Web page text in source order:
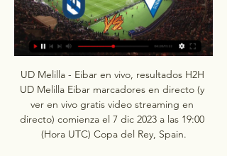
UD Melilla - Eibar en vivo, resultados H2H UD Melilla Eibar marcadores en directo (y ver en vivo gratis video streaming en directo) comienza el 7 dic 2023 a las 19:00 (Hora UTC) Copa del Rey, Spain.

El equipo dirigido por Juan Sabas cayó en la previa interterritorial en la edición más reciente del torneo. Por su parte, los Armeros dejaron en el camino por 4-0 a Lorca Deportiva en su debut en la copa, con un doblete de Ager Aketxe, además de las anotaciones de Ángel Troncho y Konrad de la Fuente. El cuadro a cargo de Joseba Etxeberria alcanzó la segunda eliminatoria del certamen la temporada pasada. Copa del Rey 2023-2024: cuándo empieza, formato a partido único, qué equipos juegan, sorteos, eliminatorias, partidos, calendario, fechas y final¿Hora, día, fecha cuándo y dónde es el Melilla vs. Eibar de Copa del Rey 2023-2024? Dónde ver en directo online el Melilla vs. 

resultados y partidos, UD Melilla - SD Eibar en directo La página de Eibar en Flashscore.co ofrece resultados de Eibar, lista de partidos, clasificaciones y detalles de los partidos.

Melilla - SD Eibar en directo - Copa del Rey 15 nov 2023 — Eurosport es tu fuente para las últimas actualizaciones de partidos de Copa del Rey. Ponte al día sobre el Melilla - SD Eibar completo con ...

Melilla vs Eibar en vivo online, en directo y predicciones y Melilla vs Eibar en vivo online, en directo y predicciones y Head to Head · Cómo ver en vivo · Formulario · Enfrentamientos · Información del partido · Política de ...

Disponemos también de pronósticos para varios partidos de los más diversos deportes. A pesar de que estos pronósticos representan la opinión fundamentada de nuestros editores profesionales, no recomendamos que las sugerencias de apuesta sean seguidas de forma ciega, ya que solamente indican algunas de las conclusiones y expectativas personales del editor en cuanto a ese partido. 

Dónde ver la Copa del Rey online en directo: TV en España en 2023 | DAZN News ESLa Copa del Rey es uno de los torneos que despierta más pasiones del fútbol español. Equipos amateurs, que compiten en categorías regionales, tienen la posibilidad de recibir en su feudo a las grandes estrellas del deporte. La gran final de la Copa del Rey no queda tan lejos en el horizonte para dilucidar el ganador de uno de los grandes títulos del fútbol nacional. En la edición de 2023, el Real Madrid se impuso a Osasuna para levantar el título. Leer más | Así funciona el criterio de desempate en la Copa del Rey Formato y calendario de la Copa del Rey 2023/2024 RFEF La Copa del Rey 2023/2024 comienza el 1 de noviembre de 2023. 

((Directo TV@@)) Ver Melilla Eibar en vivo gratis 07.12.2023 hace 1 día — (Directo TV@@)) Ver Melilla Eibar en vivo gratis 07.12.2023 UD Melilla - SD Eibar, 10.12. Atlético Sanluqueño - UD Melilla. Mostrar más .

Sigue en directo y en vivo online los partidos de la primera ronda de la Copa del Rey: Intercity vs. Athletic Club, Hospitalet vs. Granada, Jaén vs. MelillaLa Copa del Rey y su nuevo formato son la gran novedad en España de cara a la temporada 2019-2020. Ahora va a jugarse a partido único y la disputen 116 de equipos de distintas categorías, integrando y dando más oportunidades a los clubes modestos. Este martes 17 de diciembre comenzó a disputarse la primera ronda y en Goal te damos la posibilidad de seguir todos los partidos. Sigue en directo y en vivo online los partidos de la primera ronda de la Copa del Rey Coruxo v Mirandés SD Logroñés v Eibar Real Jaén v Deportivo Alavés Illueca v Deportivo La Coruña L'Hospitalet v Granada Marbella v Guijuelo Langreo v Ebro Peña Sport v Fuenlabrada Cacereño v Alcorcón Castellón v Las Palmas Socuéllamos v Real Zaragoza Tarazona v Rayo Vallecano Unionistas de Salamanca v Atlético Baleares Escobedo v Málaga Zamora v Sporting Gijón Gimnástica Segoviana v Elche Hércules V Recreativo Huelva Ceuta v Numancia Real Murcia v Racing Santander Intercity v Athletic Club FC Cartagena v Leioa Mensajero v Tenerife Lealtad v Cádiz Los partidos en la TV se pueden ver en DAZN DAZN emitirá la Copa del Rey durante las próximas tres temporadas. 

[EN VIVO VER PARTIDO<<<] Villarreal B - Eibar en directo hace 2 días — [EN VIVO VER PARTIDO<<<] Villarreal B - Eibar en directo online 04/12/2023 Como ver el partido Villarreal CF B contra Eibar video en directo ...

Melilla - Eibar en directo, Copa del Rey 2023 Melilla - Eibar en directo. Narración; Resumen; Alineaciones; Estadísticas. Alineaciones. Estadísticas del partido. Ver más. Geca Sport. Buscador deportivo.

En Directo: UD Melilla vs SD Eibar online 07/12/2023 hace 33 minutos — Ver SD Eibar online gratis en directo. Disponible en alta definición, y en cualquier dispositivo. Enlaces gratis para ver el partido de SD

Ver Melilla Eibar en vivo online 7 diciembre 2023 hace 2 horas — Dónde ver en directo online el Melilla vs. Eibar de la Copa del Rey 2023-2024: Canal de TV y Streaming en vivoTV y canal: Dónde ver y cómo ...

▶️ Melilla vs Eibar - en vivo ver partido online y predicciones, H2HUD Melilla ha perdido 3 encuentros seguidos. UD Melilla ha recibido goles en cada uno de sus últimos 9 encuentros. SD Eibar ha marcado por lo menos un gol en los últimos 13 encuentros consecutivos. UD Melilla gana la 1º mitad en 7% de sus partidos, SD Eibar en 27% de sus partidos. UD Melilla gana 7% de mitades, SD Eibar gana 27%. Cuando UD Melilla se avanza 1-0 como local, ganan el 100% de sus partidos. Cuando SD Eibar se avanza 0-1 como visitante, ganan el 66% de sus partidos. Cuando UD Melilla va perdiendo 0-1 como local, ganan el 0% de sus partidos. Cuando SD Eibar va perdiendo 1-0 como visitante, ganan el 33% de sus partidos. 

Melilla Eibar en vivo | Copa del Rey | 7 diciembre 2023El portal Academia de Apuestas ofrece estadísticas de clubes, jugadores y competiciones de fútbol. Cubrimos Copas, Ligas, Torneos y Amistosos de selecciones y clubes de todo el mundo. Informaciones de goles, resultados finales y al descanso, tarjetas amarillas y rojas, entre otros datos que ayudarán a los usuarios a tener un conocimiento más completo de los deportes disponibles. Podrás seguir los resultados en vivo de competiciones como La Liga, Serie A, Premier League, Liga de Campeones, Liga Europa, entre otras. 

Todas las eliminatorias de la competición son a partido único a excepción de las semifinales, que si serán a doble partido. Cruces segunda ronda Copa del Rey 2023/24: partidos, fechas, horarios y TV @Atleti Estos son los cruces de la segunda ronda de la Copa del Rey 2023/24: Atlético Astorga vs Sevilla Atzeneta vs Getafe Arosa vs Valencia Villanovense vs Betis Barbastro vs Almería Arandina vs Cádiz Terrassa vs Alavés Origuela vs Girona Yeclano vs Rayo Vallecan Valle de Egües vs Mallorca Zamora vs Villarreal Tudelano vs Las Palmas Andratx vs Real Sociedad Cayón vs Athletic Sestao River vs Celta Lugo vs Mirandés Antequera vs Huesca Málaga vs Eldense Deportivo vs Tenerife Arenteiro vs Burgos Castellón vs Oviedo Melilla vs Eibar Unionistas vs Sporting de Gijón Linares vs Elche Levante vs Amorebieta Espanyol vs Valladolid Alcorcón vs Cartagena Racing de Ferrol vs Leganés ¿Cuándo se juega la final de la Copa del Rey 2023/2024? Getty La final de la Copa del Rey 2023/24 será el sábado 6 de abril de 2024. 

Eibar de la Copa del Rey 2023-2024: Canal de TV y Streaming en vivoTV y canal: Dónde ver y cómo contratar los canales de televisiónIgual que ha sucedido en estas pasadas temporadas, el fútbol en España se puede ver por los canales de televisión de pago. Además, hay un encuentro cada jornada que se retransmite en abierto, a través de la señal de Gol Televisión. Un canal, por su parte, que se puede ver también en las grandes plataformas de pago. Servicios, por otra parte, que te explicamos en estos renglones cómo se pueden contratar:Movistar +La compañía Movistar+ cuenta con varias opciones distintas de hacerse con los diferentes paquetes Fusión. 

Eibar: resultados y partidos, UD Melilla - SD Eibar en directo | Fútbol, EspañaAyuda: Estás en la página de resultados de Eibar de la sección Fútbol/España. Flashscore. co ofrece los resultados de Eibar, lista de partidos, clasificaciones y detalles de los partidos. Además de los marcadores de Eibar, en Flashscore. co puedes seguir más de 5000 competiciones de más de 30 deportes de todo el mundo. El servicio de resultados de Eibar se proporciona en tiempo real, sin necesidad de recargar la página. 

Noticias del SD Eibar hoy: ¿cuándo y dónde juegan el El jueves, Melilla-Eibar, Cayón-Athletic y Sestao River-Celta.

Ver EN VIVO y en DIRECTO ONLINE Melilla vs. Eibar, de la Copa del Rey 2023-2024: dónde ver, TV, canal y Streaming | Goal. com EspanaEl partido se disputa este jueves 7 de diciembre a las 20:00. Melilla recibe al Eibar este jueves 7 de diciembre a las 20:00 horas en el estadio Álvarez Claro, por la segunda ronda de la Copa del Rey de la temporada 2023-2024. Sigue aquí en directo el Melilla vs. Eibar de la Copa del Rey 2023-24Los Azules avanzaron a la segunda fase del torneo después de eliminar por marcador de 2-1 a Náxara, con goles de José Antonio González y Daniel García. 

Calendario y partidos de la Copa del Rey 2023/20241ª Eliminatoria 11 oct - 12 oct Pradejón 1 - 2 Atlético de Lugones CP Mijas Las Lagunas 0 - 1 Chiclana CF Rubí 0 - 0 Rotlet Molinar CD Monte Boiro AD Tardienta 2 - 1 CD Zirauki Turégano 3 - 1 Santurtzi CD Quintanar de la Orden 1 - 0 Unión Zona Norte Hernán Cortés CD Sauzal Ceuta 6 de Junio 0 - 3 Buñol Melilla CD 1 - 3 Deportivo Murcia 2ª Eliminatoria 01 nov - 02 nov CDA Navalcarnero Alcorcón CP Cacereño 2 - 3 CD Castellón Águilas FC Huesca 1 - 12 Real Betis Hércules Burgos Villanovense UD Ibiza Barakaldo Málaga CF Badalona Futur Cádiz 0 - 4 Mallorca CD Mensajero 0 - 2 Espanyol Real Avilés Industrial Arenteiro 0 - 6 Rayo Vallecano Arandina Real Murcia Real Sociedad Orihuela CF Gimnàstic Tarragona Real Jaén Eldense Náxara UD Melilla Andratx 3 - 2 Tarazona Guijuelo Real Sporting San Roque de Lepe Girona Yeclano Deportivo 2 - 0 At. 

Hoy Villa